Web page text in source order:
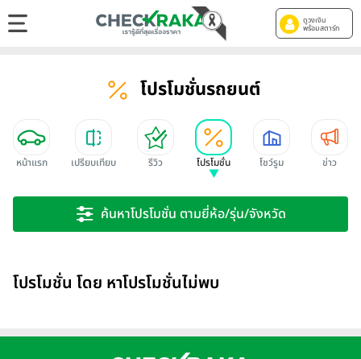
ดูวงเงิน
พร้อมสตาร์ท
โปรโมชั่นรถยนต์
หน้าแรก เปรียบเทียบ รีวิว โปรโมชั่น โชว์รูม ข่าว
ค้นหาโปรโมชั่น ตามยี่ห้อ/รุ่น/จังหวัด
โปรโมชั่น โดย หาโปรโมชั่นไม่พบ